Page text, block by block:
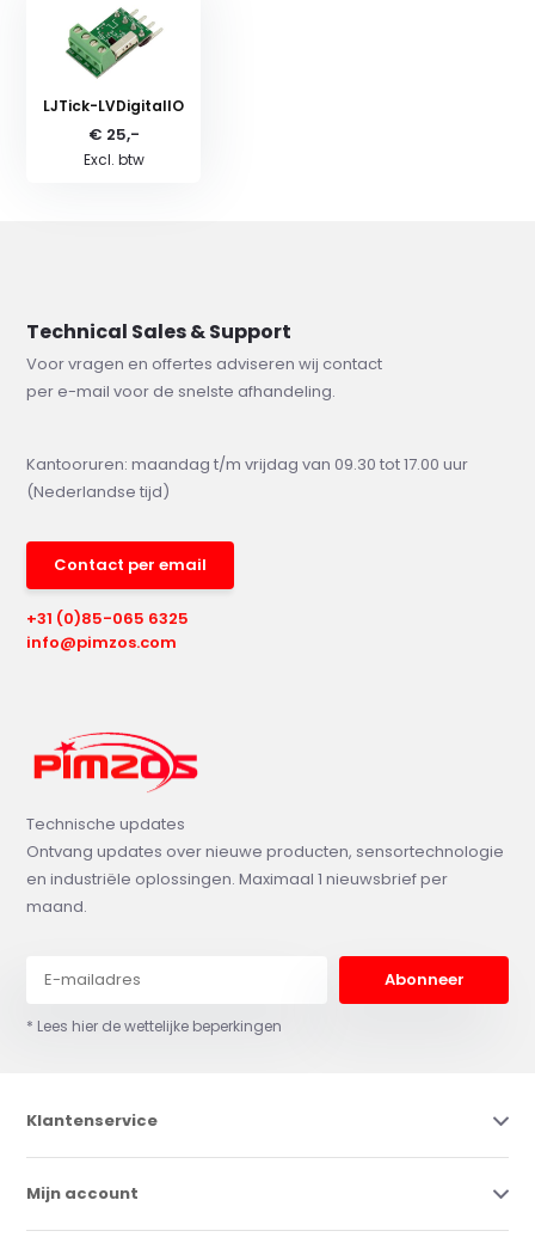
LJTick-LVDigitalIO
€ 25,-
Excl. btw
Technical Sales & Support
Voor vragen en offertes adviseren wij contact
per e-mail voor de snelste afhandeling.
Kantooruren: maandag t/m vrijdag van 09.30 tot 17.00 uur
(Nederlandse tijd)
Contact per email
+31 (0)85-065 6325
info@pimzos.com
Technische updates
Ontvang updates over nieuwe producten, sensortechnologie
en industriële oplossingen. Maximaal 1 nieuwsbrief per
maand.
Abonneer
* Lees hier de wettelijke beperkingen
Klantenservice
Mijn account